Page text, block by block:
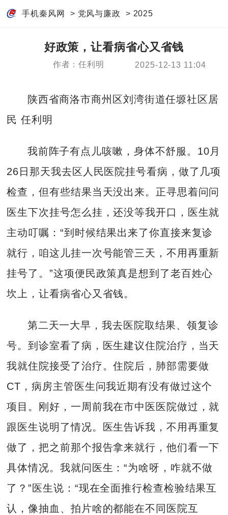
手机秦风网 > 党风与廉政 > 2025
好政策，让看病省心又省钱
作者：任利明 2025-12-13 11:04
陕西省商洛市商州区刘湾街道任塬社区居
民 任利明
我前阵子有点儿咳嗽，身体不舒服。10月
26日那天我去区人民医院挂号看病，做了几项
检查，但有些结果当天没出来。正寻思着问问
医生下次挂号怎么挂，还没等我开口，医生就
主动叮嘱：“到时候结果出来了你直接来复诊
就行，咱这儿挂一次号能管三天，不用再重新
挂号了。”这项便民政策真是想到了老百姓心
坎上，让看病省心又省钱。
第二天一大早，我去医院取结果、领复诊
号。到诊室看了病，医生建议住院治疗，当天
我就住院接受了治疗。住院后，肺部需要做
CT，病房主管医生问我近期有没有做过这个
项目。刚好，一周前我在市中医医院做过，就
跟医生说明了情况。医生告诉我，不用再重复
做了，把之前那个报告拿来就行，他们看一下
具体情况。我就问医生：“为啥呀，咋就不做
了？”医生说：“现在全面推行检查检验结果互
认，像抽血、拍片啥的都能在不同医院互